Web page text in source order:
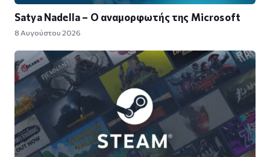
Satya Nadella – Ο αναμορφωτής της Microsoft
8 Αυγούστου 2026